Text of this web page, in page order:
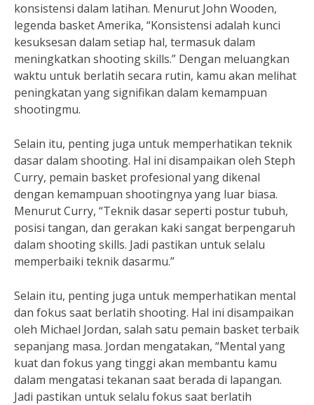
konsistensi dalam latihan. Menurut John Wooden,
legenda basket Amerika, “Konsistensi adalah kunci
kesuksesan dalam setiap hal, termasuk dalam
meningkatkan shooting skills.” Dengan meluangkan
waktu untuk berlatih secara rutin, kamu akan melihat
peningkatan yang signifikan dalam kemampuan
shootingmu.
Selain itu, penting juga untuk memperhatikan teknik
dasar dalam shooting. Hal ini disampaikan oleh Steph
Curry, pemain basket profesional yang dikenal
dengan kemampuan shootingnya yang luar biasa.
Menurut Curry, “Teknik dasar seperti postur tubuh,
posisi tangan, dan gerakan kaki sangat berpengaruh
dalam shooting skills. Jadi pastikan untuk selalu
memperbaiki teknik dasarmu.”
Selain itu, penting juga untuk memperhatikan mental
dan fokus saat berlatih shooting. Hal ini disampaikan
oleh Michael Jordan, salah satu pemain basket terbaik
sepanjang masa. Jordan mengatakan, “Mental yang
kuat dan fokus yang tinggi akan membantu kamu
dalam mengatasi tekanan saat berada di lapangan.
Jadi pastikan untuk selalu fokus saat berlatih